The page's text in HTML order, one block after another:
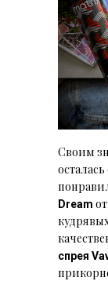
Своим
Dream
спрея